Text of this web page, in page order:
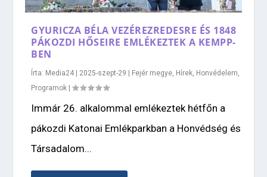
GYURICZA BÉLA VEZÉREZREDESRE ÉS 1848
PÁKOZDI HŐSEIRE EMLÉKEZTEK A KEMPP-
BEN
Írta: Media24 2025-szept-29 Fejér megye, Hírek, Honvédelem,
Programok |
Immár 26. alkalommal emlékeztek hétfőn a
pákozdi Katonai Emlékparkban a Honvédség és
Társadalom...